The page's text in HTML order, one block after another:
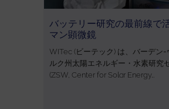
バッテリー研究の最前線で
マン顕微鏡
WITec (ビーテック) は、バーデン
ルク州太陽エネルギー・水素研究
(ZSW, Center for Solar Energy…